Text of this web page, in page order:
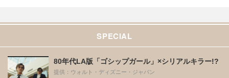
SPECIAL
80年代LA版「ゴシップガール」×シリアルキラー!?
提供：ウォルト・ディズニー・ジャパン